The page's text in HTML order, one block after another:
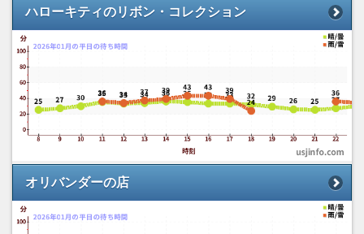
ハローキティのリボン・コレクション
オリバンダーの店